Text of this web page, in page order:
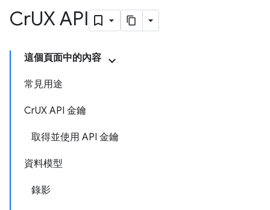
CrUX API
這個頁面中的內容
常見用途
CrUX API 金鑰
取得並使用 API 金鑰
資料模型
錄影